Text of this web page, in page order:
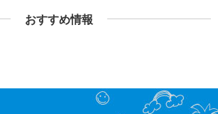
おすすめ情報